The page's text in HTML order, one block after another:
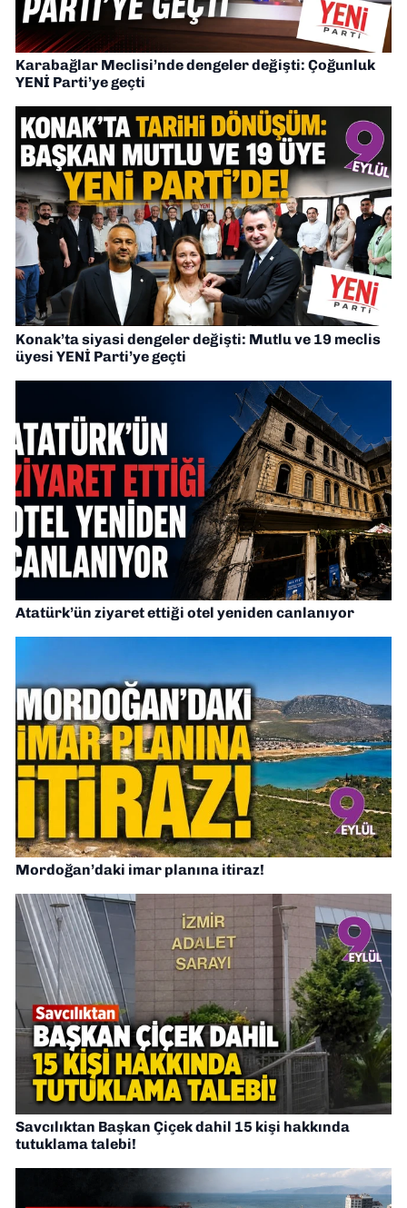
Karabağlar Meclisi’nde dengeler değişti: Çoğunluk
YENİ Parti’ye geçti
Konak’ta siyasi dengeler değişti: Mutlu ve 19 meclis
üyesi YENİ Parti’ye geçti
Atatürk’ün ziyaret ettiği otel yeniden canlanıyor
Mordoğan’daki imar planına itiraz!
Savcılıktan Başkan Çiçek dahil 15 kişi hakkında
tutuklama talebi!